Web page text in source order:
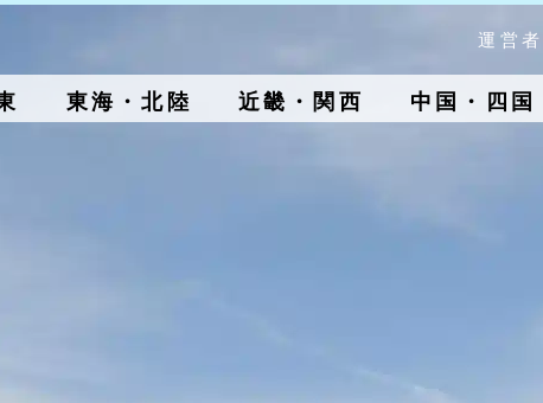
運営者
東海・北陸 近畿・関西 中国・四国